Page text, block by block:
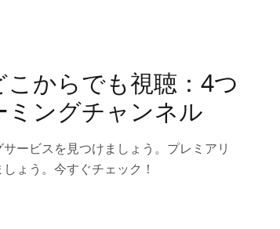
からでも視聴：4つ
ングチャンネル
ービスを見つけましょう。プレミアリ
ょう。今すぐチェック！